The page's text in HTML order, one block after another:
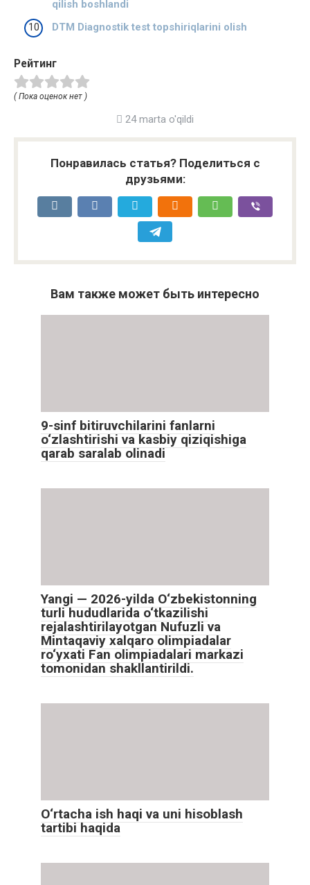
qilish boshlandi
DTM Diagnostik test topshiriqlarini olish
Рейтинг
( Пока оценок нет )
24 marta o'qildi
Понравилась статья? Поделиться с
друзьями:
Вам также может быть интересно
9-sinf bitiruvchilarini fanlarni
o‘zlashtirishi va kasbiy qiziqishiga
qarab saralab olinadi
Yangi — 2026-yilda O‘zbekistonning
turli hududlarida o‘tkazilishi
rejalashtirilayotgan Nufuzli va
Mintaqaviy xalqaro olimpiadalar
ro‘yxati Fan olimpiadalari markazi
tomonidan shakllantirildi.
O‘rtacha ish haqi va uni hisoblash
tartibi haqida